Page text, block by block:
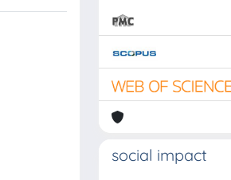
social impact